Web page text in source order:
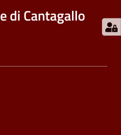
di Cantagallo